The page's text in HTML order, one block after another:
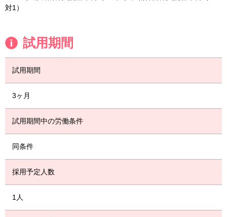
対1）
試用期間
試用期間
3ヶ月
試用期間中の労働条件
同条件
採用予定人数
1人